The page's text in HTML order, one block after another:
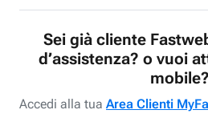
Sei già cliente
d’assistenza? o vuoi
mobile?
Accedi alla tua Area Clienti